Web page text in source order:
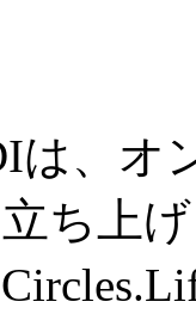
、オ
ち上